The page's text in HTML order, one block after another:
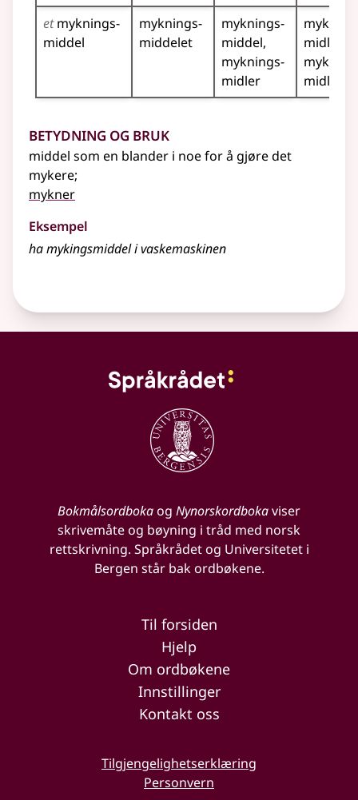
etmyknings­
middel
myknings­
middelet
myknings­
middel
myknings­
midler
midla
midlene
Betydning og bruk
middel som en blander i noe for å gjøre det
mykere;
mykner
Eksempel
ha mykingsmiddel i vaskemaskinen
Bokmålsordbokaog Nynorskordbokaviser
skrivemåte og bøyning i tråd med norsk
rettskrivning. Språkrådet og Universitetet i
Bergen står bak ordbøkene.
Til forsiden
Hjelp
Om ordbøkene
Innstillinger
Kontakt oss
Tilgjengelighetserklæring
Personvern